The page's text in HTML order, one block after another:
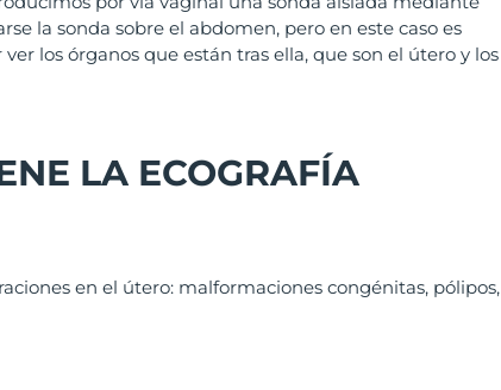
la sonda sobre el abdomen, pero en este caso es
los órganos que están tras ella, que son el útero y los
LA ECOGRAFÍA
en el útero: malformaciones congénitas, pólipos,